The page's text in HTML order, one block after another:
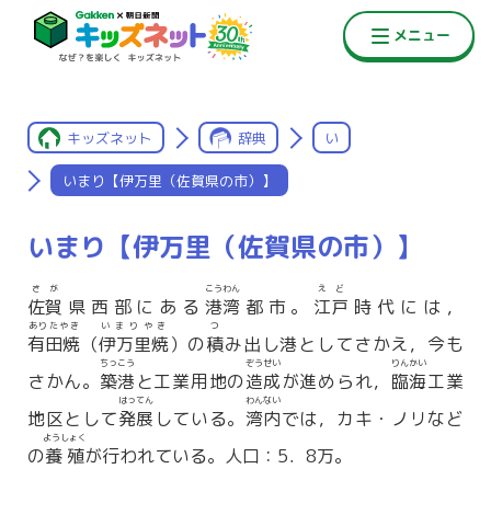
キッズネット 辞典 い
いまり【伊万里（佐賀県の市）】
いまり【伊万里（佐賀県の市）】
佐賀
さが
県西部にある 港湾
こうわん
都市。 江戸
えど
時代には，
有田焼
ありたやき
（伊万里焼
いまりやき
）の積
つ
み出し港としてさかえ，今も
さかん。 築港
ちっこう
と工業用地の造成
ぞうせい
が進められ， 臨海
りんかい
工業
地区として発展
はってん
している。 湾内
わんない
では，カキ・ノリなど
の養殖
ようしょく
が行われている。人口：5．8万。